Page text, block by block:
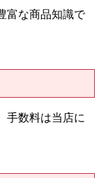
富な商品知識で
手数料は当店に